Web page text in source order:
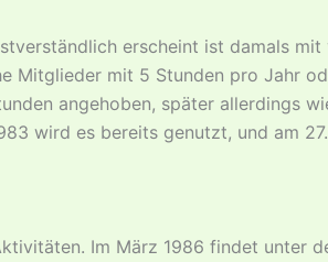
erscheint ist damals
Mitglieder mit 5 Stunden pro Jahr
angehoben, später allerdings
wird es bereits genutzt, und am
Im März 1986 findet unter